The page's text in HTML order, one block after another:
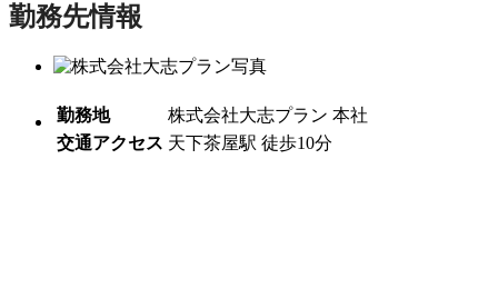
勤務先情報
勤務地
株式会社大志プラン 本社
交通アクセス 天下茶屋駅 徒歩10分